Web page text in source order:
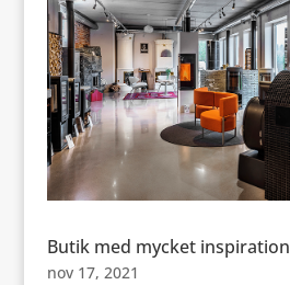
Butik med mycket inspiration
nov 17, 2021